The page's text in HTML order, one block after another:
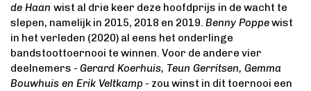
de Haan wist al drie keer deze hoofdprijs in de wacht te
slepen, namelijk in 2015, 2018 en 2019. Benny Poppewist
in het verleden (2020) al eens het onderlinge
bandstoottoernooi te winnen. Voor de andere vier
deelnemers - Gerard Koerhuis, Teun Gerritsen, Gemma
Bouwhuis en Erik Veltkamp - zou winst in dit toernooi een